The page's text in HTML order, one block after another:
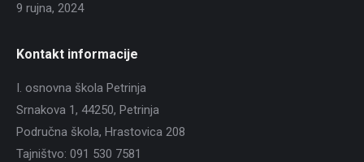
9 rujna, 2024
Kontakt informacije
I. osnovna škola Petrinja
Srnakova 1, 44250, Petrinja
Područna škola, Hrastovica 208
Tajništvo: 091 530 7581